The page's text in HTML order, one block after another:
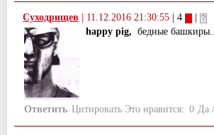
Суходрищев 11.12.2016 21:30:55 | 4
happy pig, бедные башкиры...
Ответить Цитировать Это нравится: 0 Да /